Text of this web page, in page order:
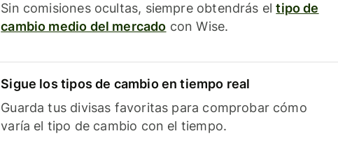
Sin comisiones ocultas, siempre obtendrás eltipo de
cambio medio del mercado con Wise.
Sigue los tipos de cambio en tiempo real
Guarda tus divisas favoritas para comprobar cómo
varía el tipo de cambio con el tiempo.